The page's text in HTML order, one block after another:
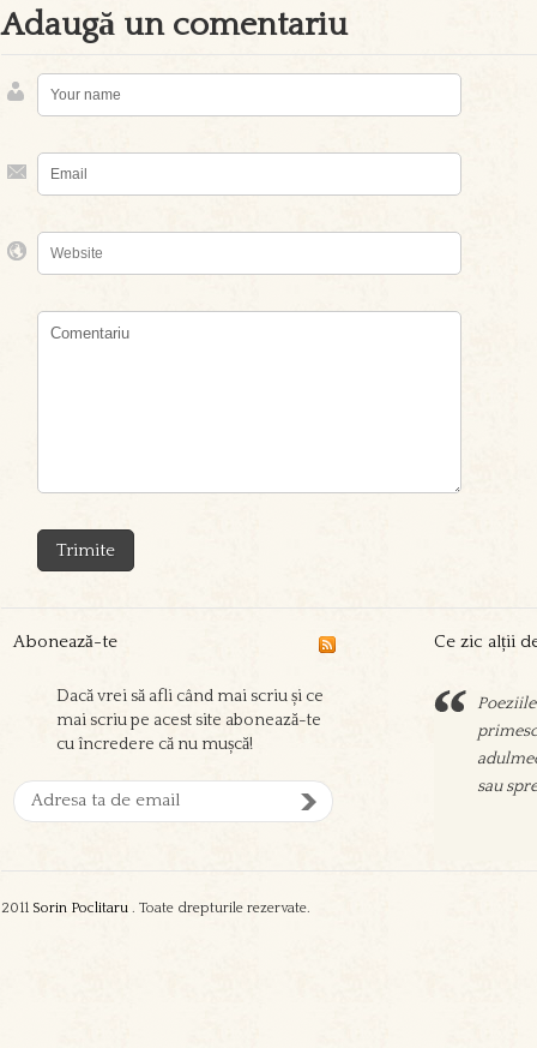
Adaugă un comentariu
Abonează-te
Dacă vrei să afli când mai scriu și ce
mai scriu pe acest site abonează-te
cu încredere că nu mușcă!
Ce zic alții
sau
Sorin
aşeza
2011 Sorin Poclitaru . Toate drepturile rezervate.